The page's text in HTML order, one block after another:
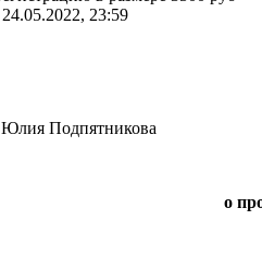
23:59
Юлия Подпятникова
о